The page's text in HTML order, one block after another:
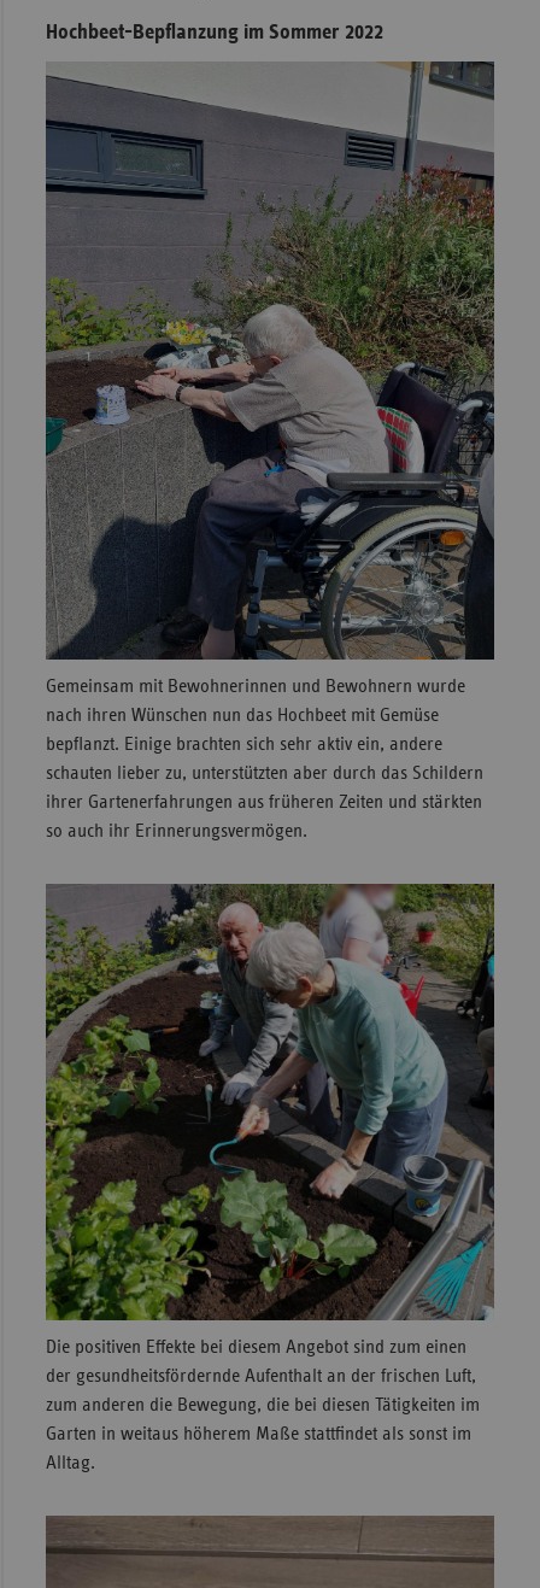
Hochbeet-Bepflanzung im Sommer 2022
Gemeinsam mit Bewohnerinnen und Bewohnern wurde
nach ihren Wünschen nun das Hochbeet mit Gemüse
bepflanzt. Einige brachten sich sehr aktiv ein, andere
schauten lieber zu, unterstützten aber durch das Schildern
ihrer Gartenerfahrungen aus früheren Zeiten und stärkten
so auch ihr Erinnerungsvermögen.
Die positiven Effekte bei diesem Angebot sind zum einen
der gesundheitsfördernde Aufenthalt an der frischen Luft,
zum anderen die Bewegung, die bei diesen Tätigkeiten im
Garten in weitaus höherem Maße stattfindet als sonst im
Alltag.